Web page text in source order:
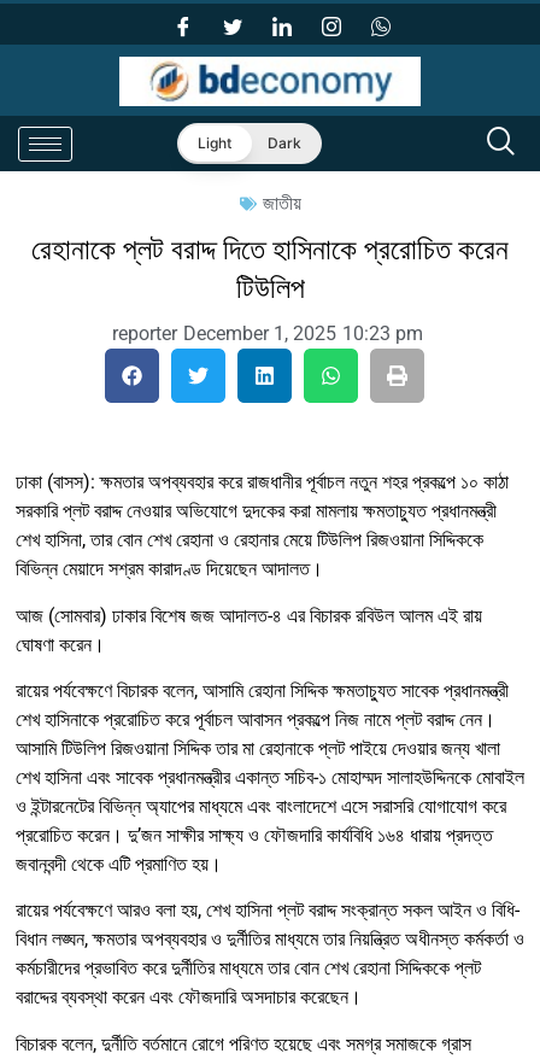
Light Dark
জাতীয়
রেহানাকে প্লট বরাদ্দ দিতে হাসিনাকে প্ররোচিত করেন
টিউলিপ
reporter December 1, 2025 10:23 pm
ঢাকা (বাসস): ক্ষমতার অপব্যবহার করে রাজধানীর পূর্বাচল নতুন শহর প্রকল্পে ১০ কাঠা
সরকারি প্লট বরাদ্দ নেওয়ার অভিযোগে দুদকের করা মামলায় ক্ষমতাচ্যুত প্রধানমন্ত্রী
শেখ হাসিনা, তার বোন শেখ রেহানা ও রেহানার মেয়ে টিউলিপ রিজওয়ানা সিদ্দিককে
বিভিন্ন মেয়াদে সশ্রম কারাদণ্ড দিয়েছেন আদালত।
আজ (সোমবার) ঢাকার বিশেষ জজ আদালত-৪ এর বিচারক রবিউল আলম এই রায়
ঘোষণা করেন।
রায়ের পর্যবেক্ষণে বিচারক বলেন, আসামি রেহানা সিদ্দিক ক্ষমতাচ্যুত সাবেক প্রধানমন্ত্রী
শেখ হাসিনাকে প্ররোচিত করে পূর্বাচল আবাসন প্রকল্পে নিজ নামে প্লট বরাদ্দ নেন।
আসামি টিউলিপ রিজওয়ানা সিদ্দিক তার মা রেহানাকে প্লট পাইয়ে দেওয়ার জন্য খালা
শেখ হাসিনা এবং সাবেক প্রধানমন্ত্রীর একান্ত সচিব-১ মোহাম্মদ সালাহউদ্দিনকে মোবাইল
ও ইন্টারনেটের বিভিন্ন অ্যাপের মাধ্যমে এবং বাংলাদেশে এসে সরাসরি যোগাযোগ করে
প্ররোচিত করেন। দু’জন সাক্ষীর সাক্ষ্য ও ফৌজদারি কার্যবিধি ১৬৪ ধারায় প্রদত্ত
জবানবন্দী থেকে এটি প্রমাণিত হয়।
রায়ের পর্যবেক্ষণে আরও বলা হয়, শেখ হাসিনা প্লট বরাদ্দ সংক্রান্ত সকল আইন ও বিধি-
বিধান লঙ্ঘন, ক্ষমতার অপব্যবহার ও দুর্নীতির মাধ্যমে তার নিয়ন্ত্রিত অধীনস্ত কর্মকর্তা ও
কর্মচারীদের প্রভাবিত করে দুর্নীতির মাধ্যমে তার বোন শেখ রেহানা সিদ্দিককে প্লট
বরাদ্দের ব্যবস্থা করেন এবং ফৌজদারি অসদাচার করেছেন।
বিচারক বলেন, দুর্নীতি বর্তমানে রোগে পরিণত হয়েছে এবং সমগ্র সমাজকে গ্রাস